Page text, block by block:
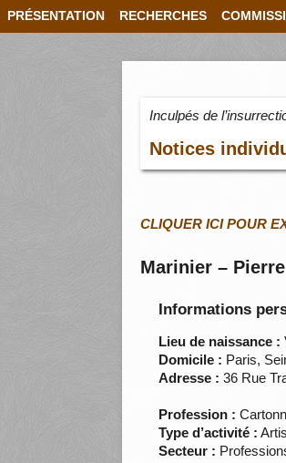
PRÉSENTATION RECHERCHES
Inculpés de
Notices
CLIQUER ICI POUR
Marinier – Pierre
Informations
Lieu de naissance :
Domicile : Paris,
Adresse : 36 Rue
Profession :
Type d’activité :
Secteur :